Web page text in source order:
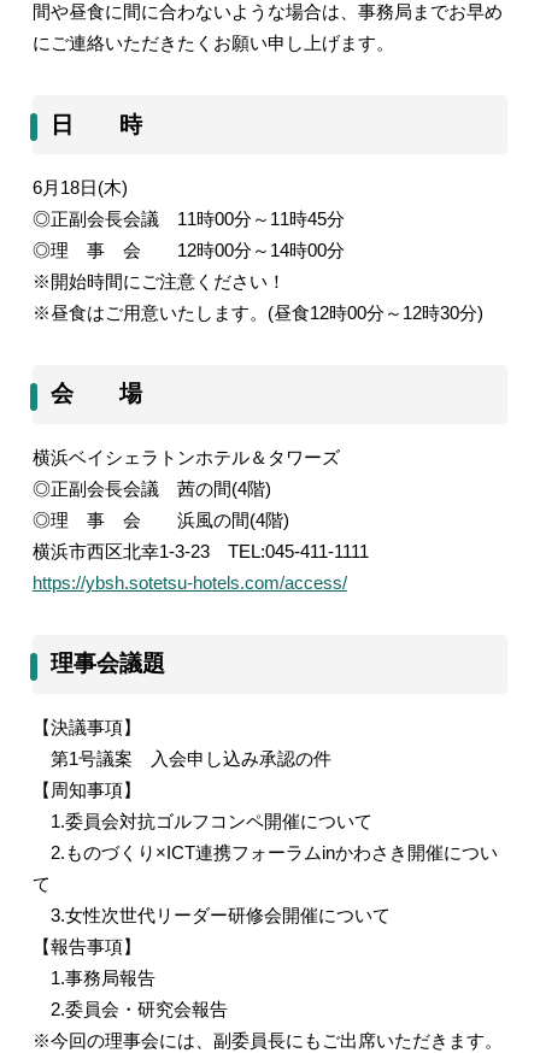
間や昼食に間に合わないような場合は、事務局までお早め
にご連絡いただきたくお願い申し上げます。
日 時
6月 18日(木)
◎正副会長会議 11時00分～ 11時45分
◎理 事 会 12時00分～ 14時00分
※開始時間にご注意ください！
※昼食はご用意いたします。 (昼食12時00分～ 12時30分)
会 場
横浜ベイシェラトンホテル＆タワーズ
◎正副会長会議 茜の間(4階)
◎理 事 会 浜風の間(4階)
横浜市西区北幸1-3-23
TEL:045-411-1111
https://ybsh.sotetsu-hotels.com/access/
理事会議題
【決議事項】
第1号議案 入会申し込み承認の件
【周知事項】
1.委員会対抗ゴルフコンペ開催について
2.ものづくり ×ICT連携フォーラムinかわさき開催につい
て
3.女性次世代リーダー研修会開催について
【報告事項】
1.事務局報告
2.委員会・研究会報告
※今回の理事会には、副委員長にもご出席いただきます。